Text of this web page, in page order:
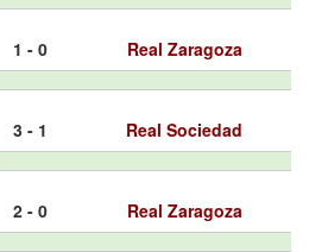
1 - 0 Real Zaragoza
3 - 1 Real Sociedad
2 - 0 Real Zaragoza